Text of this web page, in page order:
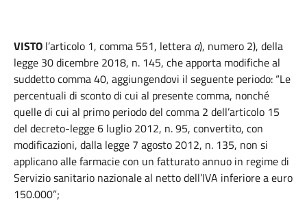
VISTO l’articolo 1, comma 551, lettera a), numero 2), della
legge 30 dicembre 2018, n. 145, che apporta modifiche al
suddetto comma 40, aggiungendovi il seguente periodo: “Le
percentuali di sconto di cui al presente comma, nonché
quelle di cui al primo periodo del comma 2 dell’articolo 15
del decreto-legge 6 luglio 2012, n. 95, convertito, con
modificazioni, dalla legge 7 agosto 2012, n. 135, non si
applicano alle farmacie con un fatturato annuo in regime di
Servizio sanitario nazionale al netto dell’IVA inferiore a euro
150.000”;